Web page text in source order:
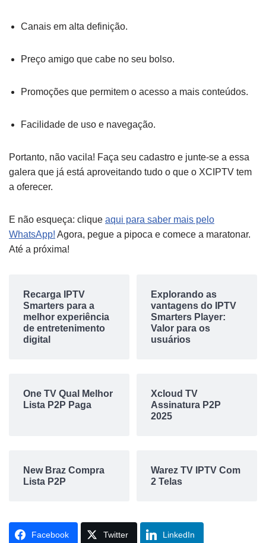
Canais em alta definição.
Preço amigo que cabe no seu bolso.
Promoções que permitem o acesso a mais conteúdos.
Facilidade de uso e navegação.
Portanto, não vacila! Faça seu cadastro e junte-se a essa
galera que já está aproveitando tudo o que o XCIPTV tem
a oferecer.
E não esqueça: clique aqui para saber mais pelo
WhatsApp! Agora, pegue a pipoca e comece a maratonar.
Até a próxima!
Recarga IPTV
Smarters para a
melhor experiência
de entretenimento
digital
Explorando as
vantagens do IPTV
Smarters Player:
Valor para os
usuários
One TV Qual Melhor
Lista P2P Paga
Xcloud TV
Assinatura P2P
2025
New Braz Compra
Lista P2P
Warez TV IPTV Com
2 Telas
Facebook Twitter LinkedIn